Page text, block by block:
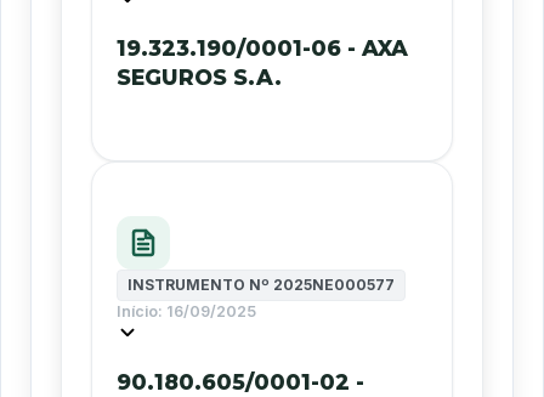
19.323.190/0001-06 - AXA
SEGUROS S.A.
INSTRUMENTO Nº 2025NE000577
Início: 16/09/2025
90.180.605/0001-02 -